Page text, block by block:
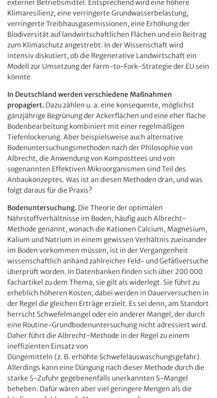
externer Betriebsmittel. Entsprechend wird eine höhere
Klimaresilienz, eine verringerte Grundwasserbelastung,
verringerte Treibhausgasemissionen, eine Erhöhung der
Biodiversität auf landwirtschaftlichen Flächen und ein Beitrag
zum Klimaschutz angestrebt. In der Wissenschaft wird
intensiv diskutiert, ob die Regenerative Landwirtschaft ein
Modell zur Umsetzung der Farm-to-Fork-Strategie der EU sein
könnte.
In Deutschland werden verschiedene Maßnahmen
propagiert. Dazu zählen u. a. eine konsequente, möglichst
ganzjährige Begrünung der Ackerflächen und eine eher flache
Bodenbearbeitung kombiniert mit einer regelmäßigen
Tiefenlockerung. Aber beispielsweise auch alternative
Bodenuntersuchungsmethoden nach der Philosophie von
Albrecht, die Anwendung von Komposttees und von
sogenannten Effektiven Mikroorganismen sind Teil des
Anbaukonzeptes. Was ist an diesen Methoden dran, und was
folgt daraus für die Praxis?
Bodenuntersuchung. Die Theorie der optimalen
Nährstoffverhältnisse im Boden, häufig auch Albrecht-
Methode genannt, wonach die Kationen Calcium, Magnesium,
Kalium und Natrium in einem gewissen Verhältnis zueinander
im Boden vorkommen müssen, ist in der Vergangenheit
wissenschaftlich anhand zahlreicher Feld- und Gefäßversuche
überprüft worden. In Datenbanken finden sich über 200 000
Fachartikel zu dem Thema, sie gilt als widerlegt. Sie führt zu
erheblich höheren Kosten, dabei werden in Dauerversuchen in
der Regel die gleichen Erträge erzielt. Es sei denn, am Standort
herrscht Schwefelmangel oder ein anderer Mangel, der durch
eine Routine-Grundbodenuntersuchung nicht adressiert wird.
Daher führt die Albrecht-Methode in der Regel zu einem
ineffizienten Einsatz von
Düngemitteln (z. B. erhöhte Schwefelauswaschungsgefahr).
Allerdings kann eine Düngung nach dieser Methode durch die
starke S-Zufuhr gegebenenfalls unerkannten S-Mangel
beheben. Dafür wären aber viel geringere Mengen als die